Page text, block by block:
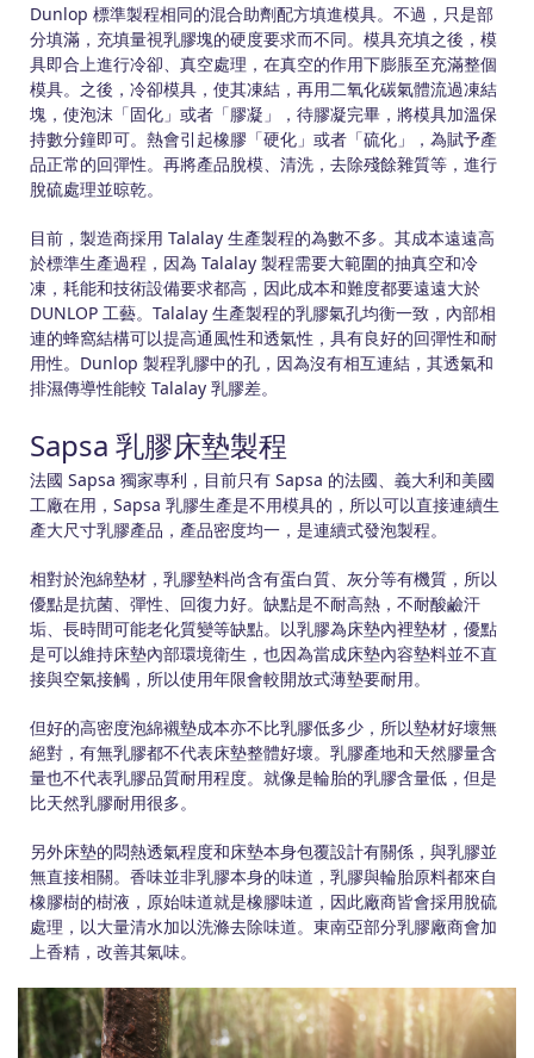
Dunlop 標準製程相同的混合助劑配方填進模具。不過，只是部
分填滿，充填量視乳膠塊的硬度要求而不同。模具充填之後，模
具即合上進行冷卻、真空處理，在真空的作用下膨脹至充滿整個
模具。之後，冷卻模具，使其凍結，再用二氧化碳氣體流過凍結
塊，使泡沫「固化」或者「膠凝」，待膠凝完畢，將模具加溫保
持數分鐘即可。熱會引起橡膠「硬化」或者「硫化」，為賦予產
品正常的回彈性。再將產品脫模、清洗，去除殘餘雜質等，進行
脫硫處理並晾乾。
目前，製造商採用 Talalay 生產製程的為數不多。其成本遠遠高
於標準生產過程，因為 Talalay 製程需要大範圍的抽真空和冷
凍，耗能和技術設備要求都高，因此成本和難度都要遠遠大於
DUNLOP 工藝。Talalay 生產製程的乳膠氣孔均衡一致，內部相
連的蜂窩結構可以提高通風性和透氣性，具有良好的回彈性和耐
用性。Dunlop 製程乳膠中的孔，因為沒有相互連結，其透氣和
排濕傳導性能較 Talalay 乳膠差。
Sapsa 乳膠床墊製程
法國 Sapsa 獨家專利，目前只有 Sapsa 的法國、義大利和美國
工廠在用，Sapsa 乳膠生產是不用模具的，所以可以直接連續生
產大尺寸乳膠產品，產品密度均一，是連續式發泡製程。
相對於泡綿墊材，乳膠墊料尚含有蛋白質、灰分等有機質，所以
優點是抗菌、彈性、回復力好。缺點是不耐高熱，不耐酸鹼汗
垢、長時間可能老化質變等缺點。以乳膠為床墊內裡墊材，優點
是可以維持床墊內部環境衛生，也因為當成床墊內容墊料並不直
接與空氣接觸，所以使用年限會較開放式薄墊要耐用。
但好的高密度泡綿襯墊成本亦不比乳膠低多少，所以墊材好壞無
絕對，有無乳膠都不代表床墊整體好壞。乳膠產地和天然膠量含
量也不代表乳膠品質耐用程度。就像是輪胎的乳膠含量低，但是
比天然乳膠耐用很多。
另外床墊的悶熱透氣程度和床墊本身包覆設計有關係，與乳膠並
無直接相關。香味並非乳膠本身的味道，乳膠與輪胎原料都來自
橡膠樹的樹液，原始味道就是橡膠味道，因此廠商皆會採用脫硫
處理，以大量清水加以洗滌去除味道。東南亞部分乳膠廠商會加
上香精，改善其氣味。